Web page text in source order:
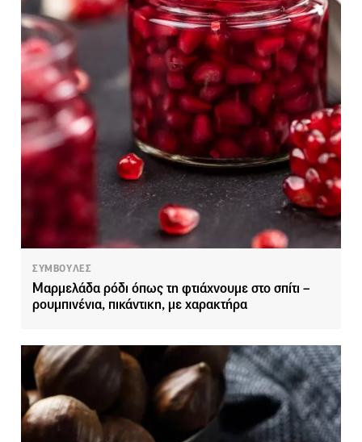
ΣΥΜΒΟΥΛΕΣ
Μαρμελάδα ρόδι όπως τη φτιάχνουμε στο σπίτι –
ρουμπινένια, πικάντικη, με χαρακτήρα